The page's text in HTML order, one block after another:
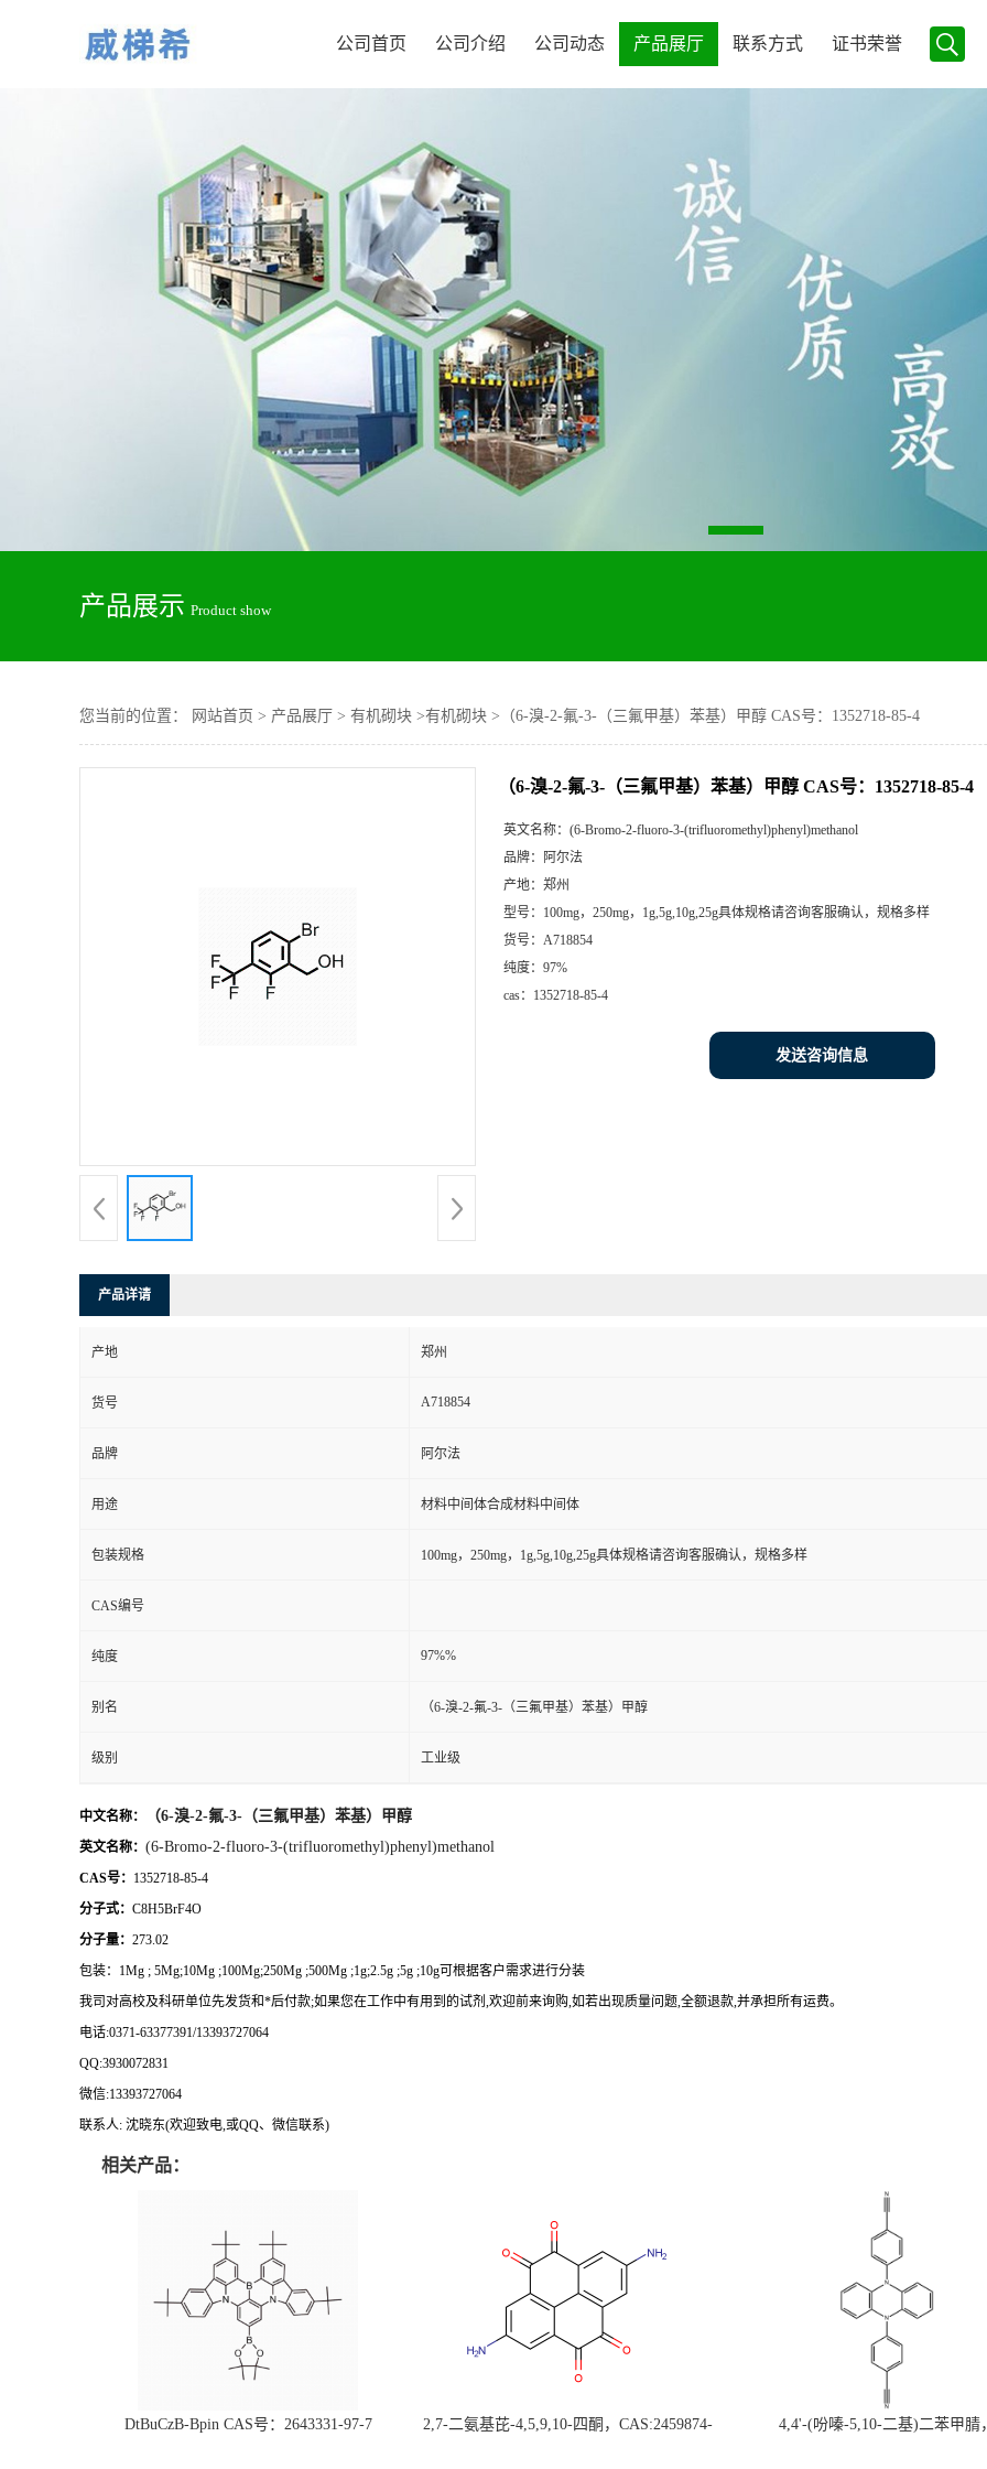
公司首页 公司介绍 公司动态 产品展厅 联系方式 证书荣誉
产品展示 Product show
您当前的位置： 网站首页 > 产品展厅 > 有机砌块 >有机砌块 > （6-溴-2-氟-3-（三氟甲基）苯基）甲醇 CAS号：1352718-85-4
（6-溴-2-氟-3-（三氟甲基）苯基）甲醇 CAS号：1352718-85-4
英文名称： (6-Bromo-2-fluoro-3-(trifluoromethyl)phenyl)methanol
品牌：
阿尔法
产地： 郑州
型号： 100mg，250mg，1g,5g,10g,25g具体规格请咨询客服确认，规格多样
货号： A718854
纯度： 97%
cas： 1352718-85-4
发送咨询信息
产品详请
产地 郑州
货号 A718854
品牌 阿尔法
用途 材料中间体合成材料中间体
包装规格 100mg，250mg，1g,5g,10g,25g具体规格请咨询客服确认，规格多样
CAS编号
纯度 97%%
别名 （6-溴-2-氟-3-（三氟甲基）苯基）甲醇
级别 工业级
中文名称： （6-溴-2-氟-3-（三氟甲基）苯基）甲醇
英文名称： (6-Bromo-2-fluoro-3-(trifluoromethyl)phenyl)methanol
CAS号： 1352718-85-4
分子式： C8H5BrF4O
分子量： 273.02
包装： 1Mg ; 5Mg;10Mg ;100Mg;250Mg ;500Mg ;1g;2.5g ;5g ;10g可根据客户需求进行分装
我司对高校及科研单位先发货和*后付款;如果您在工作中有用到的试剂 ,欢迎前来询购,如若出现质量问题,全额退款,并承担所有运费。
电话:0371-63377391/13393727064
QQ:3930072831
微信:13393727064
联系人: 沈晓东(欢迎致电,或QQ、微信联系)
相关产品：
DtBuCzB-Bpin CAS号：2643331-97-7
2,7-二氨基芘-4,5,9,10-四酮，CAS:2459874-
4,4'-(吩嗪-5,10-二基)二苯甲腈